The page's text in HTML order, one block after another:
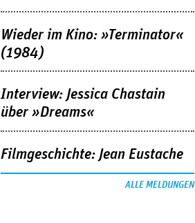
Wieder im Kino: »Terminator«
(1984)
Interview: Jessica Chastain
über »Dreams«
Filmgeschichte: Jean Eustache
ALLE MELDUNGEN